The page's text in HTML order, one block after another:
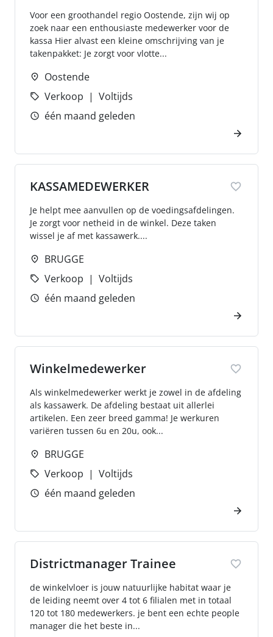
Voor een groothandel regio Oostende, zijn wij op
zoek naar een enthousiaste medewerker voor de
kassa Hier alvast een kleine omschrijving van je
takenpakket: Je zorgt voor vlotte...
Oostende
Verkoop
Voltijds
één maand geleden
KASSAMEDEWERKER
Je helpt mee aanvullen op de voedingsafdelingen.
Je zorgt voor netheid in de winkel. Deze taken
wissel je af met kassawerk....
BRUGGE
Verkoop
Voltijds
één maand geleden
Winkelmedewerker
Als winkelmedewerker werkt je zowel in de afdeling
als kassawerk. De afdeling bestaat uit allerlei
artikelen. Een zeer breed gamma! Je werkuren
variëren tussen 6u en 20u, ook...
BRUGGE
Verkoop
Voltijds
één maand geleden
Districtmanager Trainee
de winkelvloer is jouw natuurlijke habitat waar je
de leiding neemt over 4 tot 6 filialen met in totaal
120 tot 180 medewerkers. je bent een echte people
manager die het beste in...